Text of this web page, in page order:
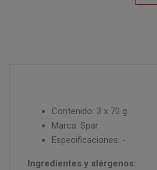
Contenido: 3 x 70 g
Marca: Spar
Especificaciones: -
Ingredientes y alérgenos: